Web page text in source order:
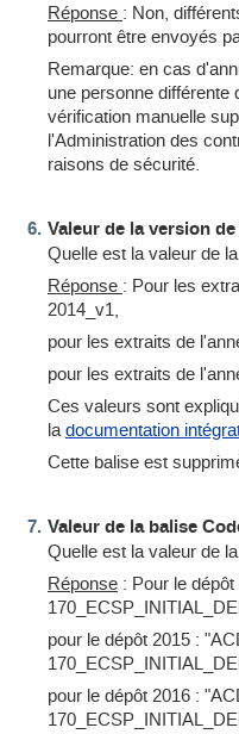
Réponse : Non,
pourront être envoyés
Remarque: en cas
une personne différente
vérification manuelle
l'Administration des
raisons de sécurité.
Valeur de la version
Quelle est la valeur de
Réponse : Pour les
2014_v1,
pour les extraits de
pour les extraits de
Ces valeurs sont
ladocumentation
Cette balise est
Valeur de la balise
Quelle est la valeur de
Réponse : Pour le
pour le dépôt 2015 :
pour le dépôt 2016 :